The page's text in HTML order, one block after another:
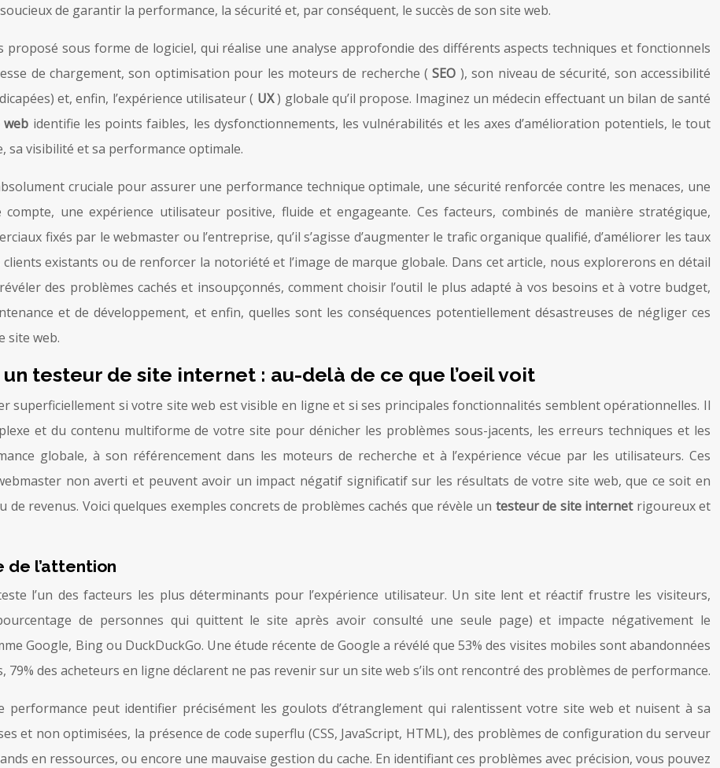
de garantir la performance, la sécurité et, par conséquent, le succès de son site web.
sous forme de logiciel, qui réalise une analyse approfondie des différents aspects techniques et fonctionnels
de chargement, son optimisation pour les moteurs de recherche (SEO ), son niveau de sécurité, son accessibilité
et, enfin, l’expérience utilisateur ( UX) globale qu’il propose. Imaginez un médecin effectuant un bilan de santé
identifie les points faibles, les dysfonctionnements, les vulnérabilités et les axes d’amélioration potentiels, le tout
visibilité et sa performance optimale.
cruciale pour assurer une performance technique optimale, une sécurité renforcée contre les menaces, une
une expérience utilisateur positive, fluide et engageante. Ces facteurs, combinés de manière stratégique,
fixés par le webmaster ou l’entreprise, qu’il s’agisse d’augmenter le trafic organique qualifié, d’améliorer les taux
existants ou de renforcer la notoriété et l’image de marque globale. Dans cet article, nous explorerons en détail
des problèmes cachés et insoupçonnés, comment choisir l’outil le plus adapté à vos besoins et à votre budget,
et de développement, et enfin, quelles sont les conséquences potentiellement désastreuses de négliger ces
site web.
testeur de site internet : au-delà de ce que l’oeil voit
superficiellement si votre site web est visible en ligne et si ses principales fonctionnalités semblent opérationnelles. Il
et du contenu multiforme de votre site pour dénicher les problèmes sous-jacents, les erreurs techniques et les
globale, à son référencement dans les moteurs de recherche et à l’expérience vécue par les utilisateurs. Ces
non averti et peuvent avoir un impact négatif significatif sur les résultats de votre site web, que ce soit en
revenus. Voici quelques exemples concrets de problèmes cachés que révèle un testeur de site internet rigoureux et
de l’attention
l’un des facteurs les plus déterminants pour l’expérience utilisateur. Un site lent et réactif frustre les visiteurs,
de personnes qui quittent le site après avoir consulté une seule page) et impacte négativement le
Google, Bing ou DuckDuckGo. Une étude récente de Google a révélé que 53% des visites mobiles sont abandonnées
79% des acheteurs en ligne déclarent ne pas revenir sur un site web s’ils ont rencontré des problèmes de performance.
performance peut identifier précisément les goulots d’étranglement qui ralentissent votre site web et nuisent à sa
et non optimisées, la présence de code superflu (CSS, JavaScript, HTML), des problèmes de configuration du serveur
en ressources, ou encore une mauvaise gestion du cache. En identifiant ces problèmes avec précision, vous pouvez